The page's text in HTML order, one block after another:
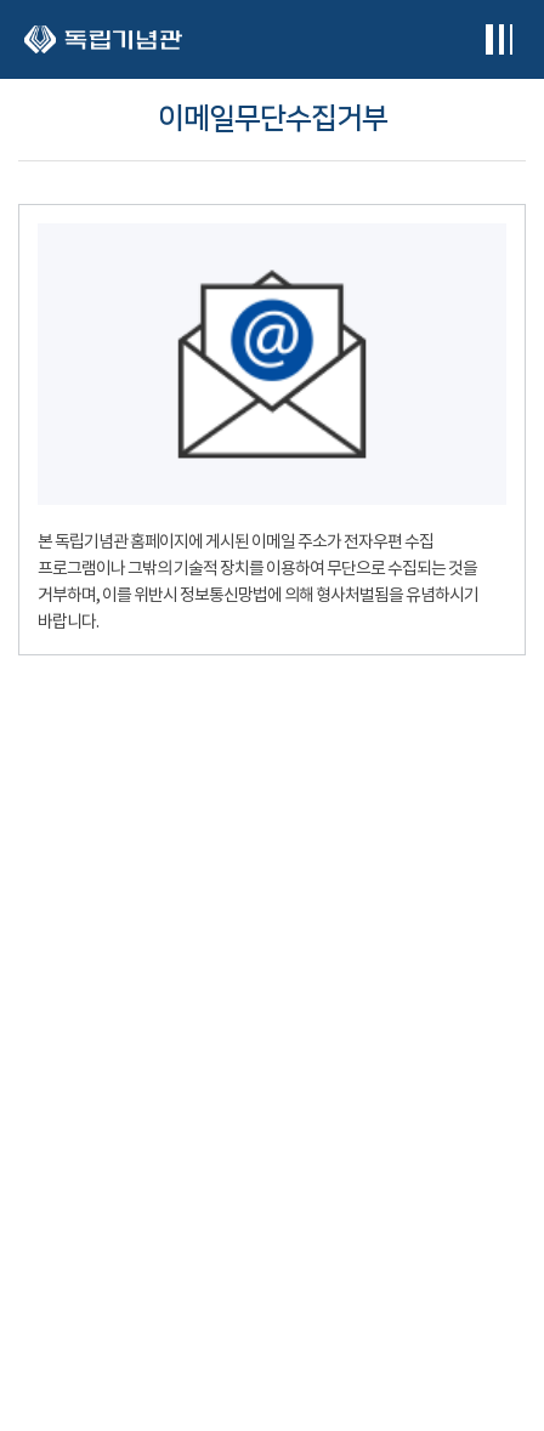
이메일무단수집거부
본 독립기념관 홈페이지에 게시된 이메일 주소가 전자우편 수집
프로그램이나 그밖의 기술적 장치를 이용하여 무단으로 수집되는 것을
거부하며, 이를 위반시 정보통신망법에 의해 형사처벌됨을 유념하시기
바랍니다.